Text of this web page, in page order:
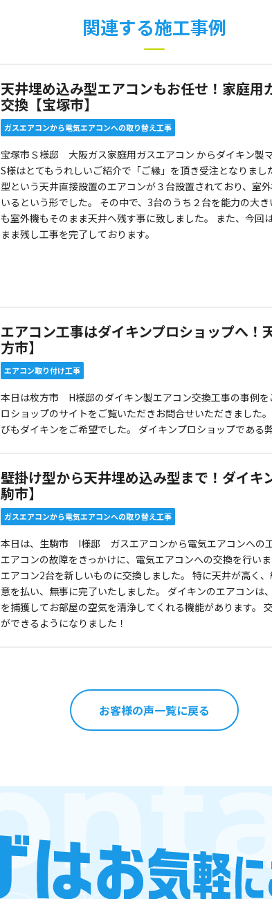
関連する施工事例
天井埋め込み型エアコンもお任せ！家庭
交換【宝塚市】
ガスエアコンから電気エアコンへの取り替え工事
宝塚市Ｓ様邸 大阪ガス家庭用ガスエアコン からダイキン製
S様はとてもうれしいご紹介で「ご縁」を頂き受注となりま
型という天井直接設置のエアコンが３台設置されており、室
いるという形でした。 その中で、3台のうち２台を能力の大
も室外機もそのまま天井へ残す事に致しました。 また、今回
まま残し工事を完了しております。
エアコン工事はダイキンプロショップへ！
方市】
エアコン取り付け工事
本日は枚方市 H様邸のダイキン製エアコン交換工事の事例
ロショップのサイトをご覧いただきお問合せいただきました
びもダイキンをご希望でした。 ダイキンプロショップである
壁掛け型から天井埋め込み型まで！ダイキ
駒市】
ガスエアコンから電気エアコンへの取り替え工事
本日は、生駒市 I様邸 ガスエアコンから電気エアコンへの
エアコンの故障をきっかけに、電気エアコンへの交換を行い
エアコン2台を新しいものに交換しました。 特に天井が高く
意を払い、無事に完了いたしました。 ダイキンのエアコンは
を捕獲してお部屋の空気を清浄してくれる機能があります。
ができるようになりました！
お客様の声一覧に戻る